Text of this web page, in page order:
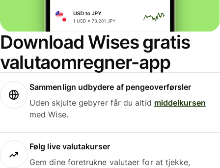
Download Wises gratis
valutaomregner-app
Sammenlign udbydere af pengeoverførsler
Uden skjulte gebyrer får du altid middelkursen
med Wise.
Følg live valutakurser
Gem dine foretrukne valutaer for at tjekke,